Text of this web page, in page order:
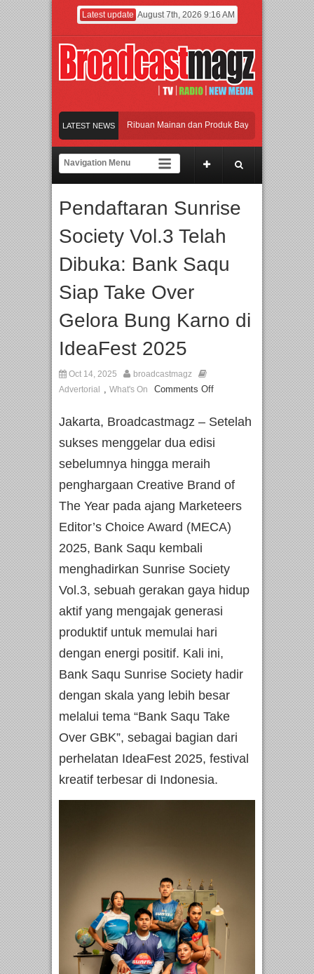
Latest update August 7th, 2026 9:16 AM
LATEST NEWS
Jakarta dengan Ribuan Mainan dan Produk Bayi dari Seluruh Dunia,
Gerbang Inovasi dan Peluang Bisnis Industri Gifts dan Housewares Asia
Perpaduan Warisan Dan Semangat Lokal, BIRKENSTOCK INDONESIA
Jakarta dengan Ribuan Mainan dan Produk Bayi dari Seluruh Dunia,
Pendaftaran Sunrise
Society Vol.3 Telah
Dibuka: Bank Saqu
Siap Take Over
Gelora Bung Karno di
IdeaFest 2025
Oct 14, 2025
broadcastmagz
Advertorial
, What's On Comments Off
Jakarta, Broadcastmagz – Setelah
sukses menggelar dua edisi
sebelumnya hingga meraih
penghargaan Creative Brand of
The Year pada ajang Marketeers
Editor’s Choice Award (MECA)
2025, Bank Saqu kembali
menghadirkan Sunrise Society
Vol.3, sebuah gerakan gaya hidup
aktif yang mengajak generasi
produktif untuk memulai hari
dengan energi positif. Kali ini,
Bank Saqu Sunrise Society hadir
dengan skala yang lebih besar
melalui tema “Bank Saqu Take
Over GBK”, sebagai bagian dari
perhelatan IdeaFest 2025, festival
kreatif terbesar di Indonesia.